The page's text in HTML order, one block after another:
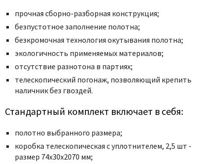
прочная сборно-разборная конструкция;
безпустотное заполнение полотна;
безкромочная технология окутывания полотна;
экологичность применяемых материалов;
отсутствие разнотона в партиях;
телескопический погонаж, позволяющий крепить
наличник без гвоздей.
Стандартный комплект включает в себя:
полотно выбранного размера;
коробка телескопическая с уплотнителем, 2,5 шт -
размер 74x30x2070 мм;